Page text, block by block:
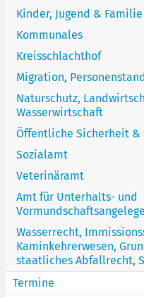
Kinder, Jugend & Familie
Kommunales
Kreisschlachthof
Migration, Personenstand
Naturschutz,
Wasserwirtschaft
Öffentliche Sicherheit &
Sozialamt
Veterinäramt
Amt für Unterhalts- und
Wasserrecht,
Kaminkehrerwesen,
staatliches Abfallrecht,
Termine